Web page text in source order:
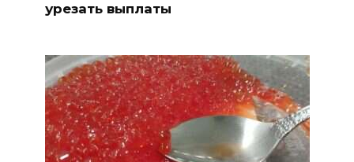
урезать выплаты